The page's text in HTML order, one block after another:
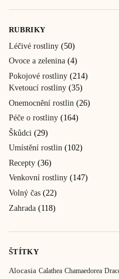
RUBRIKY
Léčivé rostliny (50)
Ovoce a zelenina (4)
Pokojové rostliny (214)
Kvetoucí rostliny (35)
Onemocnění rostlin (26)
Péče o rostliny (164)
Škůdci (29)
Umístění rostlin (102)
Recepty (36)
Venkovní rostliny (147)
Volný čas (22)
Zahrada (118)
ŠTÍTKY
Alocasia Calathea Chamaedorea